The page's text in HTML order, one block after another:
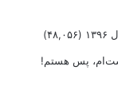
(۴۸,۰۵۶)